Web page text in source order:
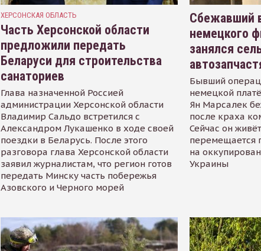
ХЕРСОНСКАЯ ОБЛАСТЬ
Часть Херсонской области
предложили передать
Беларуси для строительства
санаториев
Глава назначенной Россией
администрации Херсонской области
Владимир Сальдо встретился с
Александром Лукашенко в ходе своей
поездки в Беларусь. После этого
разговора глава Херсонской области
заявил журналистам, что регион готов
передать Минску часть побережья
Азовского и Черного морей
Сбежавший
немецкого
занялся
Бывший
немецкой
Ян Марсалек
после краха
Сейчас он
перемещается
на
Украины